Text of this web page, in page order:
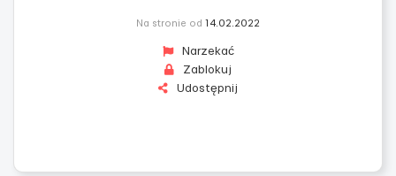
Na stronie od 14.02.2022
Narzekać
Zablokuj
Udostępnij